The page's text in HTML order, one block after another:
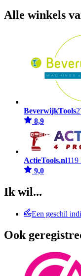
Alle winkels
BeverwijkTools
8,9
ActieTools.nl119
9,0
Ik wil...
Een geschil
Ook